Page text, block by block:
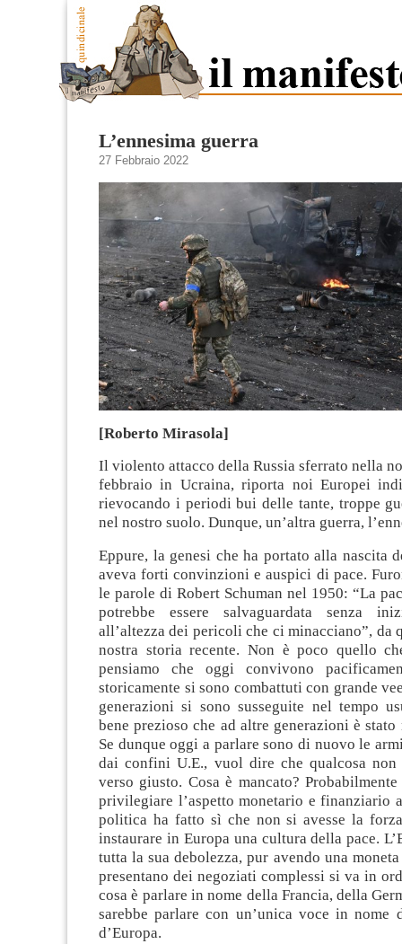
L’ennesima guerra
27 Febbraio 2022
[Roberto Mirasola]
Il violento attacco della Russia sferrato nella
febbraio in Ucraina, riporta noi Europei
rievocando i periodi bui delle tante, troppe
nel nostro suolo. Dunque, un’altra guerra,
Eppure, la genesi che ha portato alla nascita
aveva forti convinzioni e auspici di pace.
le parole di Robert Schuman nel 1950: “La
potrebbe essere salvaguardata senza
all’altezza dei pericoli che ci minacciano”, da
nostra storia recente. Non è poco quello
pensiamo che oggi convivono
storicamente si sono combattuti con grande
generazioni si sono susseguite nel tempo
bene prezioso che ad altre generazioni è stato
Se dunque oggi a parlare sono di nuovo le
dai confini U.E., vuol dire che qualcosa
verso giusto. Cosa è mancato?
privilegiare l’aspetto monetario e finanziario
politica ha fatto sì che non si avesse la
instaurare in Europa una cultura della pace.
tutta la sua debolezza, pur avendo una
presentano dei negoziati complessi si va in
cosa è parlare in nome della Francia, della
sarebbe parlare con un’unica voce in nome
d’Europa.